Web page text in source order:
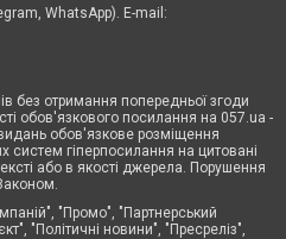
WhatsApp). E-mail:
без отримання попередньої згоди
обов'язкового посилання на 057.ua -
обов'язкове розміщення
систем гіперпосилання на цитовані
або в якості джерела. Порушення
"Промо", "Партнерський
"Політичні новини", "Пресреліз",